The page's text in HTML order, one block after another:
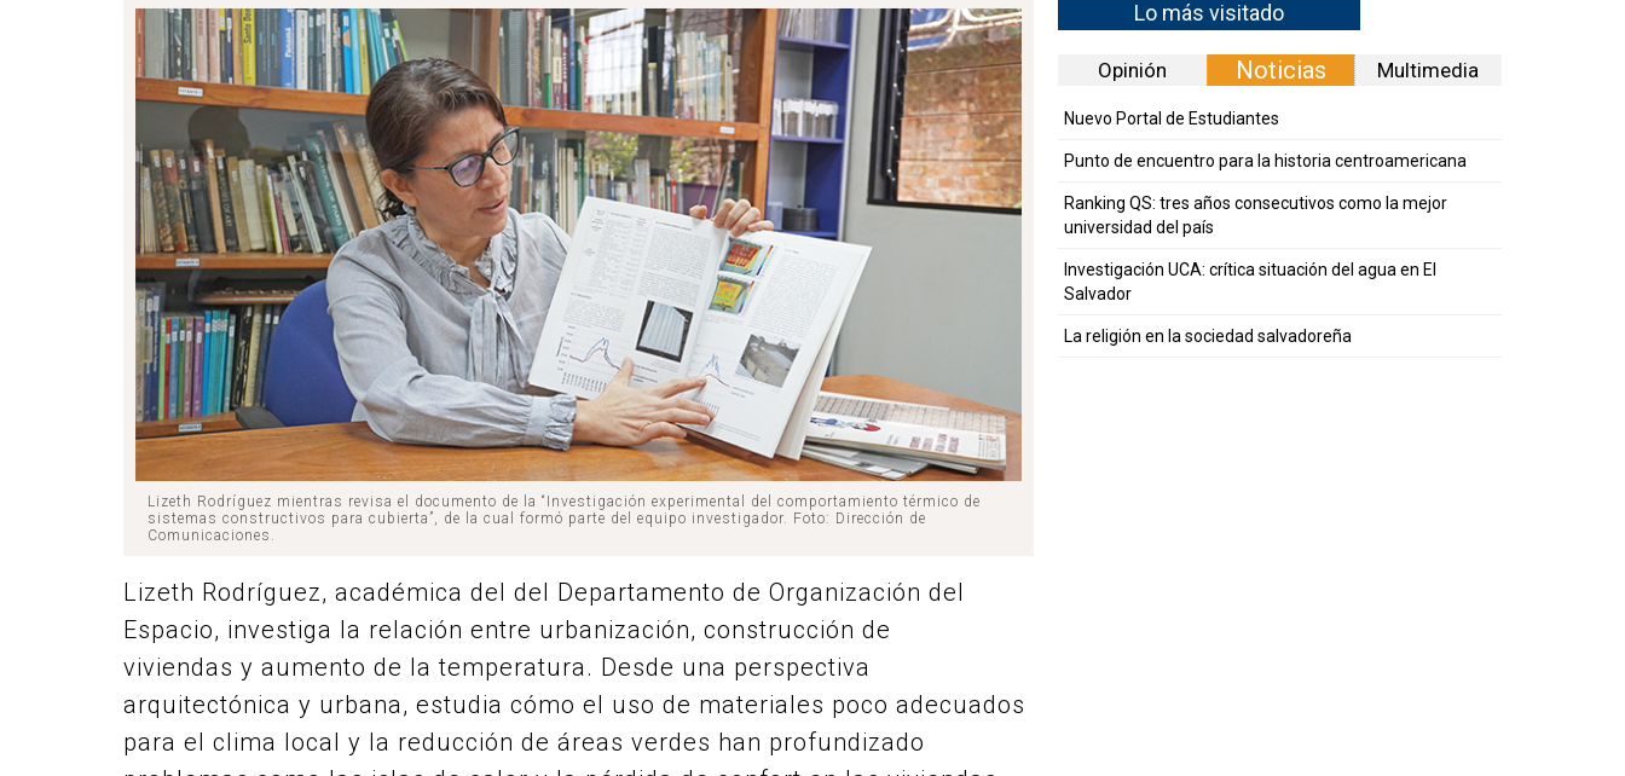
Lizeth Rodríguez mientras revisa el documento de la “ Investigación experimental del comportamiento térmico de
sistemas constructivos para cubierta”, de la cual formó parte del equipo investigador. Foto: Dirección de
Comunicaciones.
Lizeth Rodríguez, académica del del Departamento de Organización del
Espacio, investiga la relación entre urbanización, construcción de
viviendas y aumento de la temperatura. Desde una perspectiva
arquitectónica y urbana, estudia cómo el uso de materiales poco adecuados
para el clima local y la reducción de áreas verdes han profundizado
Lo más visitado
Opinión Noticias Multimedia
Nuevo Portal de Estudiantes
Punto de encuentro para la historia centroamericana
Ranking QS: tres años consecutivos como la mejor
universidad del país
Investigación UCA: crítica situación del agua en El
Salvador
La religión en la sociedad salvadoreña